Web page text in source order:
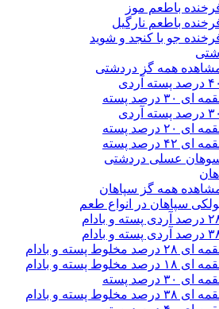
باطعم موز
باطعم نارگیل
جو با کنجد و شوید
همه گز دردشتی
۴۰ درصد پسته آردی
ای ۳۰ درصد پسته
۳۰ درصد پسته آردی
ای ۲۰ درصد پسته
ای ۴۲ درصد پسته
عسلی دردشتی
همه گز سپاهان
سپاهان در انواع طعم
پسته و بادام
پسته و بادام
ای ۲۸ درصد مخلوط پسته و بادام
ای ۱۸ درصد مخلوط پسته و بادام
ای ۳۰ درصد پسته
ای ۳۸ درصد مخلوط پسته و بادام